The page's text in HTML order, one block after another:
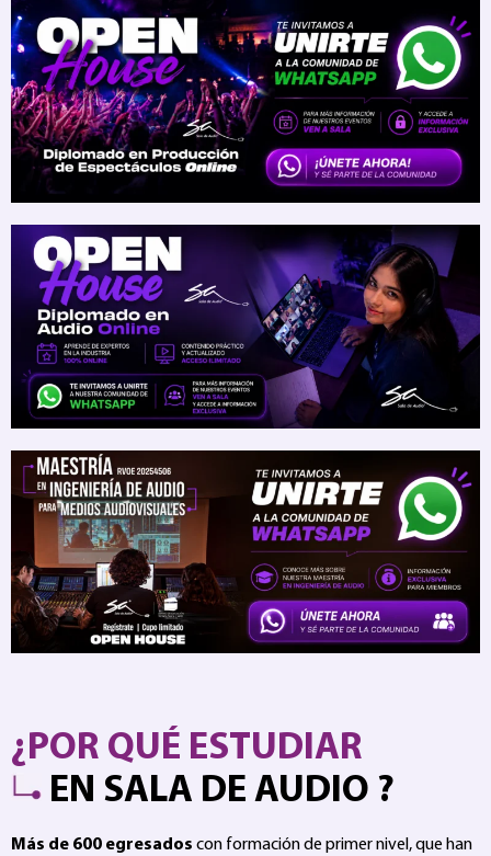
¿POR QUÉ ESTUDIAR
EN SALA DE AUDIO ?
Más de 600 egresados con formación de primer nivel, que han